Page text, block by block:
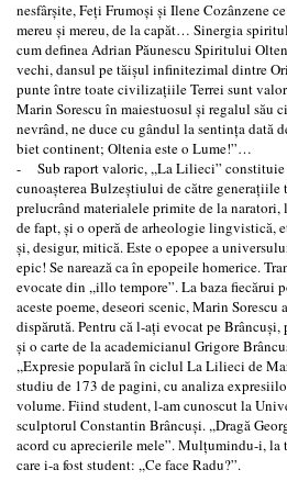
nesfârşite, Feţi Frumoşi şi Ilene Cozânzene
mereu şi mereu, de la capăt… Sinergia
cum definea Adrian Păunescu Spiritului
vechi, dansul pe tăişul infinitezimal dintre
punte între toate civilizaţiile Terrei sunt
Marin Sorescu în maiestuosul şi regalul său
nevrând, ne duce cu gândul la sentinţa dată
biet continent; Oltenia este o Lume!”…
- Sub raport valoric, ,,La Lilieci” constituie
cunoaşterea Bulzeştiului de către generaţiile
prelucrând materialele primite de la naratori,
de fapt, şi o operă de arheologie lingvistică,
şi, desigur, mitică. Este o epopee a
epic! Se narează ca în epopeile homerice.
evocate din ,,illo tempore”. La baza fiecărui
aceste poeme, deseori scenic, Marin Sorescu
dispărută. Pentru că l-aţi evocat pe
şi o carte de la academicianul Grigore
,,Expresie populară în ciclul La Lilieci de
studiu de 173 de pagini, cu analiza
volume. Fiind student, l-am cunoscut la
sculptorul Constantin Brâncuşi. ,,Dragă
acord cu aprecierile mele”. Mulţumindu-i, la
care i-a fost student: ,,Ce face Radu?”.